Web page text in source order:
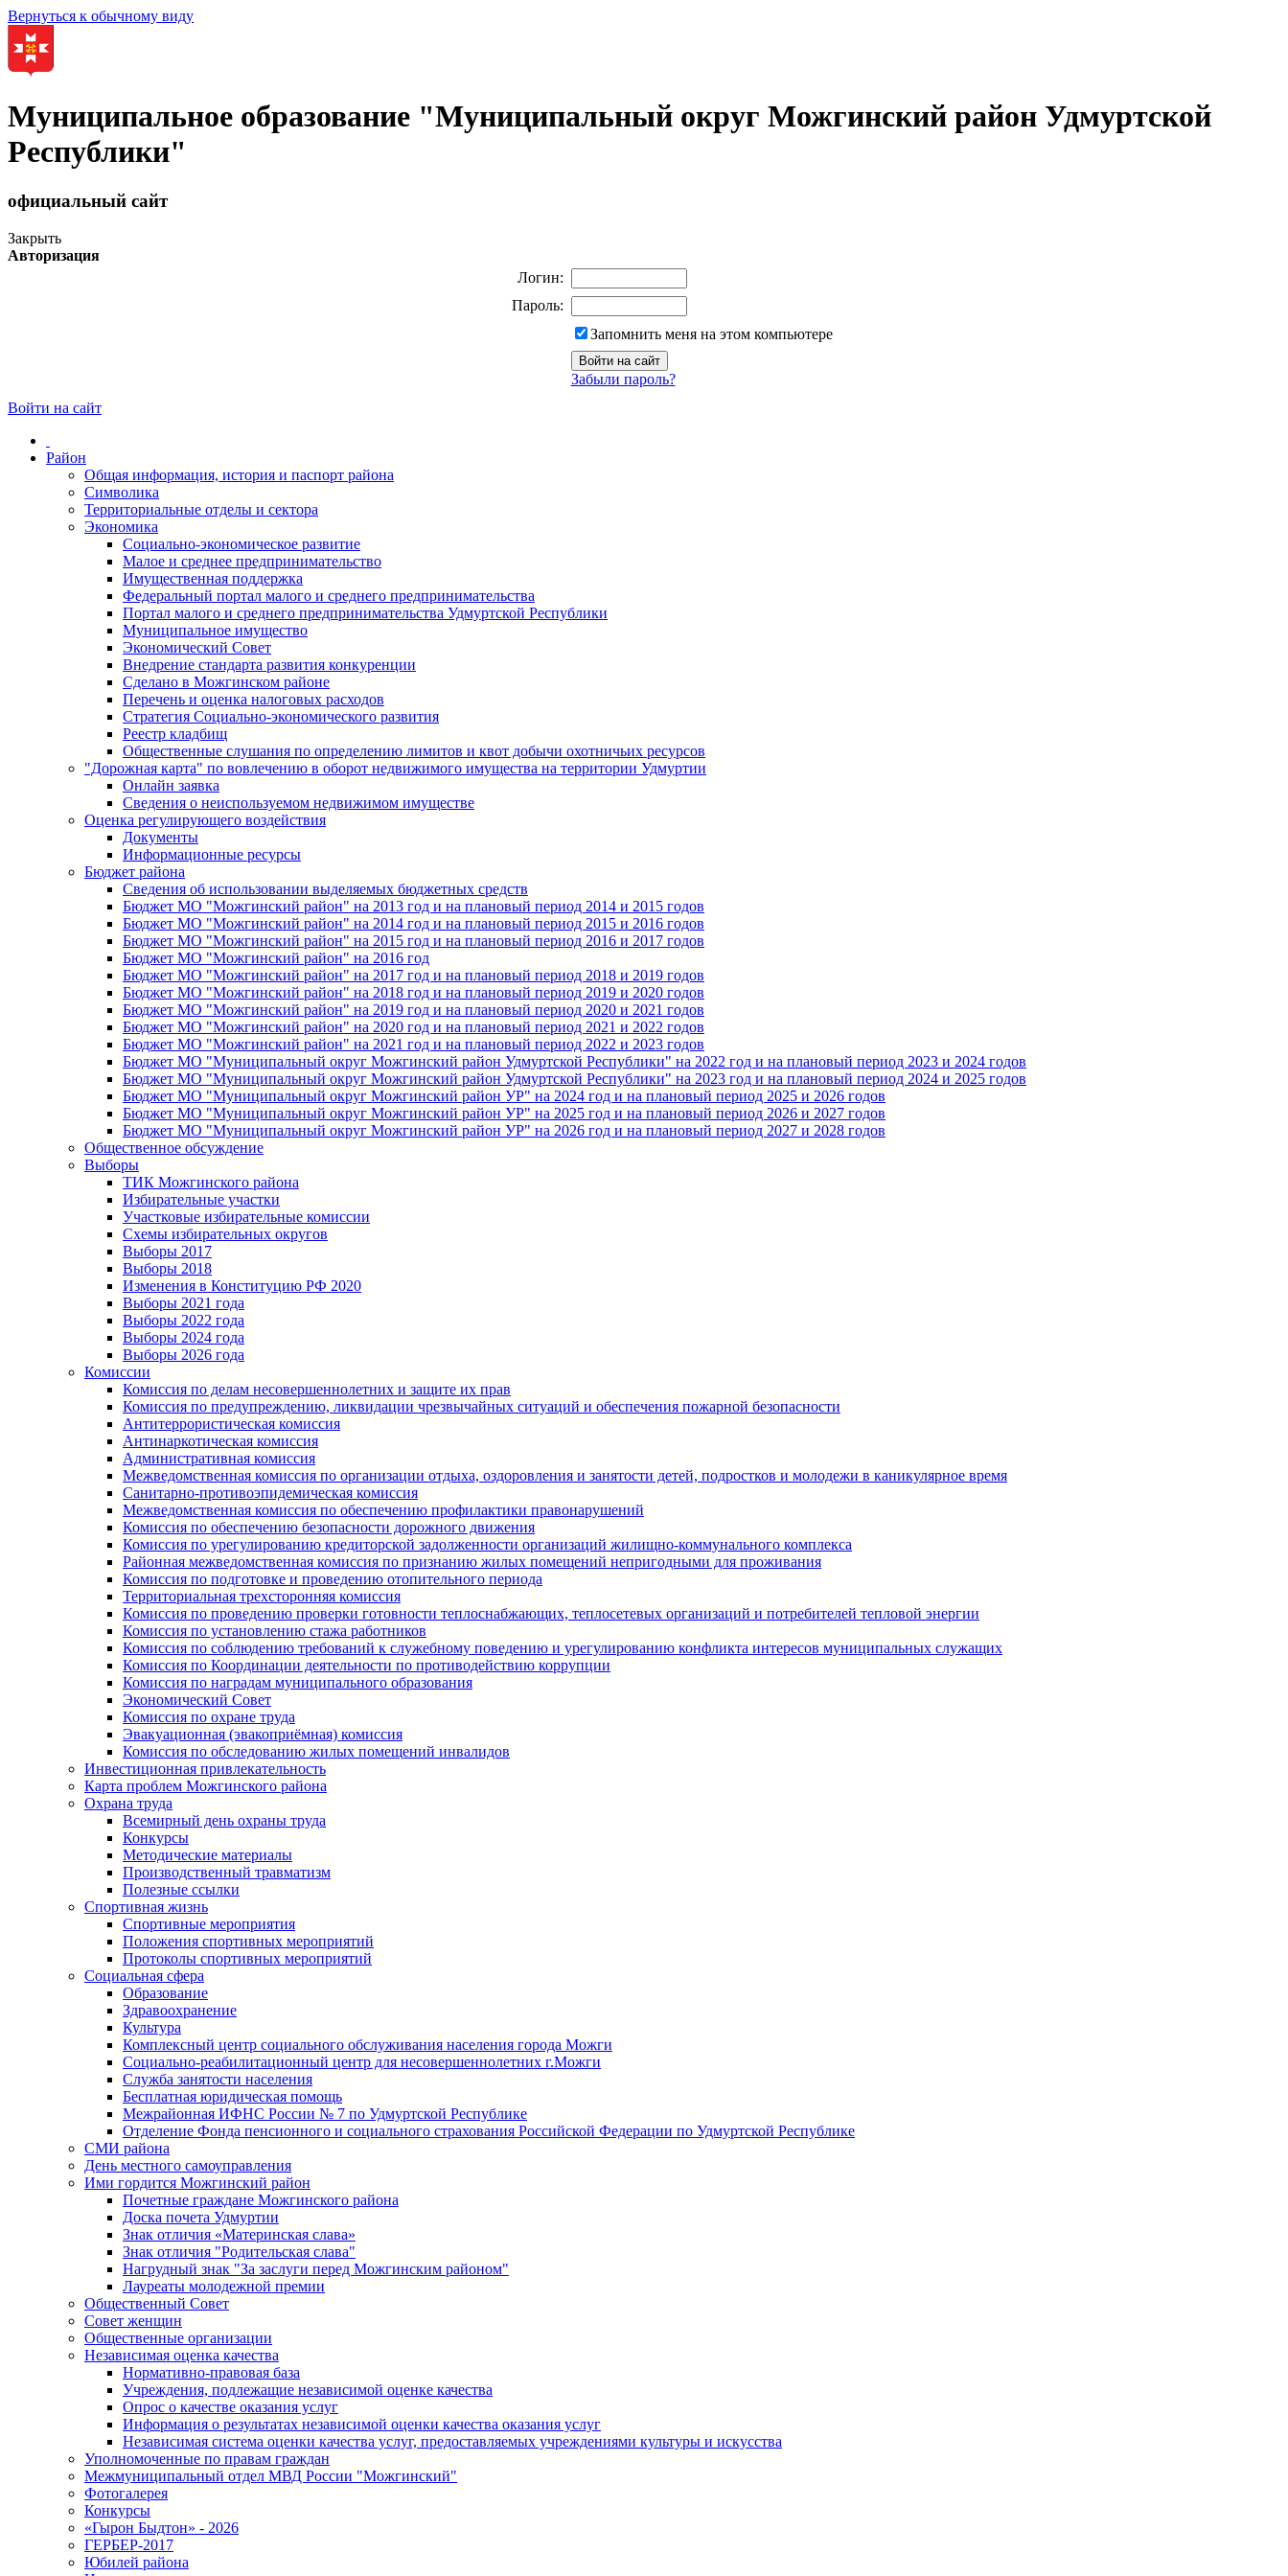
Вернуться к обычному виду
Муниципальное образование "Муниципальный округ Можгинский район Удмуртской
Республики"
официальный сайт
Закрыть
Авторизация
Логин:
Пароль:
Запомнить меня на этом компьютере
Забыли пароль?
Войти на сайт
Район
Общая информация, история и паспорт района
Символика
Территориальные отделы и сектора
Экономика
Социально-экономическое развитие
Малое и среднее предпринимательство
Имущественная поддержка
Федеральный портал малого и среднего предпринимательства
Портал малого и среднего предпринимательства Удмуртской Республики
Муниципальное имущество
Экономический Совет
Внедрение стандарта развития конкуренции
Сделано в Можгинском районе
Перечень и оценка налоговых расходов
Стратегия Социально-экономического развития
Реестр кладбищ
Общественные слушания по определению лимитов и квот добычи охотничьих ресурсов
"Дорожная карта" по вовлечению в оборот недвижимого имущества на территории Удмуртии
Онлайн заявка
Сведения о неиспользуемом недвижимом имуществе
Оценка регулирующего воздействия
Документы
Информационные ресурсы
Бюджет района
Сведения об использовании выделяемых бюджетных средств
Бюджет МО "Можгинский район" на 2013 год и на плановый период 2014 и 2015 годов
Бюджет МО "Можгинский район" на 2014 год и на плановый период 2015 и 2016 годов
Бюджет МО "Можгинский район" на 2015 год и на плановый период 2016 и 2017 годов
Бюджет МО "Можгинский район" на 2016 год
Бюджет МО "Можгинский район" на 2017 год и на плановый период 2018 и 2019 годов
Бюджет МО "Можгинский район" на 2018 год и на плановый период 2019 и 2020 годов
Бюджет МО "Можгинский район" на 2019 год и на плановый период 2020 и 2021 годов
Бюджет МО "Можгинский район" на 2020 год и на плановый период 2021 и 2022 годов
Бюджет МО "Можгинский район" на 2021 год и на плановый период 2022 и 2023 годов
Бюджет МО "Муниципальный округ Можгинский район Удмуртской Республики" на 2022 год и на плановый период 2023 и 2024 годов
Бюджет МО "Муниципальный округ Можгинский район Удмуртской Республики" на 2023 год и на плановый период 2024 и 2025 годов
Бюджет МО "Муниципальный округ Можгинский район УР" на 2024 год и на плановый период 2025 и 2026 годов
Бюджет МО "Муниципальный округ Можгинский район УР" на 2025 год и на плановый период 2026 и 2027 годов
Бюджет МО "Муниципальный округ Можгинский район УР" на 2026 год и на плановый период 2027 и 2028 годов
Общественное обсуждение
Выборы
ТИК Можгинского района
Избирательные участки
Участковые избирательные комиссии
Схемы избирательных округов
Выборы 2017
Выборы 2018
Изменения в Конституцию РФ 2020
Выборы 2021 года
Выборы 2022 года
Выборы 2024 года
Выборы 2026 года
Комиссии
Комиссия по делам несовершеннолетних и защите их прав
Комиссия по предупреждению, ликвидации чрезвычайных ситуаций и обеспечения пожарной безопасности
Антитеррористическая комиссия
Антинаркотическая комиссия
Административная комиссия
Межведомственная комиссия по организации отдыха, оздоровления и занятости детей, подростков и молодежи в каникулярное время
Санитарно-противоэпидемическая комиссия
Межведомственная комиссия по обеспечению профилактики правонарушений
Комиссия по обеспечению безопасности дорожного движения
Комиссия по урегулированию кредиторской задолженности организаций жилищно-коммунального комплекса
Районная межведомственная комиссия по признанию жилых помещений непригодными для проживания
Комиссия по подготовке и проведению отопительного периода
Территориальная трехсторонняя комиссия
Комиссия по проведению проверки готовности теплоснабжающих, теплосетевых организаций и потребителей тепловой энергии
Комиссия по установлению стажа работников
Комиссия по соблюдению требований к служебному поведению и урегулированию конфликта интересов муниципальных служащих
Комиссия по Координации деятельности по противодействию коррупции
Комиссия по наградам муниципального образования
Экономический Совет
Комиссия по охране труда
Эвакуационная (эвакоприёмная) комиссия
Комиссия по обследованию жилых помещений инвалидов
Инвестиционная привлекательность
Карта проблем Можгинского района
Охрана труда
Всемирный день охраны труда
Конкурсы
Методические материалы
Производственный травматизм
Полезные ссылки
Спортивная жизнь
Спортивные мероприятия
Положения спортивных мероприятий
Протоколы спортивных мероприятий
Социальная сфера
Образование
Здравоохранение
Культура
Комплексный центр социального обслуживания населения города Можги
Социально-реабилитационный центр для несовершеннолетних г.Можги
Служба занятости населения
Бесплатная юридическая помощь
Межрайонная ИФНС России № 7 по Удмуртской Республике
Отделение Фонда пенсионного и социального страхования Российской Федерации по Удмуртской Республике
СМИ района
День местного самоуправления
Ими гордится Можгинский район
Почетные граждане Можгинского района
Доска почета Удмуртии
Знак отличия «Материнская слава»
Знак отличия "Родительская слава"
Нагрудный знак "За заслуги перед Можгинским районом"
Лауреаты молодежной премии
Общественный Совет
Совет женщин
Общественные организации
Независимая оценка качества
Нормативно-правовая база
Учреждения, подлежащие независимой оценке качества
Опрос о качестве оказания услуг
Информация о результатах независимой оценки качества оказания услуг
Независимая система оценки качества услуг, предоставляемых учреждениями культуры и искусства
Уполномоченные по правам граждан
Межмуниципальный отдел МВД России "Можгинский"
Фотогалерея
Конкурсы
«Гырон Быдтон» - 2026
ГЕРБЕР-2017
Юбилей района